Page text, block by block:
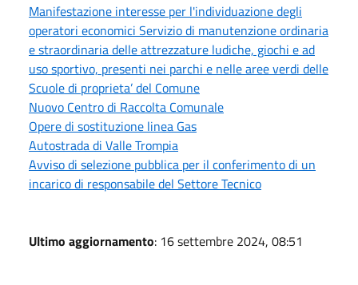
Manifestazione interesse per l'individuazione degli
operatori economici Servizio di manutenzione ordinaria
e straordinaria delle attrezzature ludiche, giochi e ad
uso sportivo, presenti nei parchi e nelle aree verdi delle
Scuole di proprieta’ del Comune
Nuovo Centro di Raccolta Comunale
Opere di sostituzione linea Gas
Autostrada di Valle Trompia
Avviso di selezione pubblica per il conferimento di un
incarico di responsabile del Settore Tecnico
Ultimo aggiornamento: 16 settembre 2024, 08:51